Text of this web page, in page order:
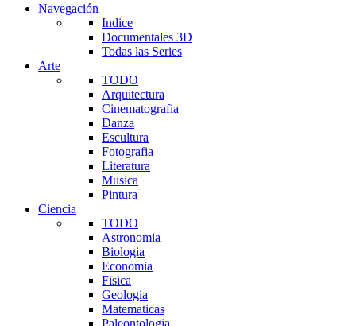
Navegación
Indice
Documentales 3D
Todas las Series
Arte
TODO
Arquitectura
Cinematografia
Danza
Escultura
Fotografia
Literatura
Musica
Pintura
Ciencia
TODO
Astronomia
Biologia
Economia
Fisica
Geologia
Matematicas
Paleontologia